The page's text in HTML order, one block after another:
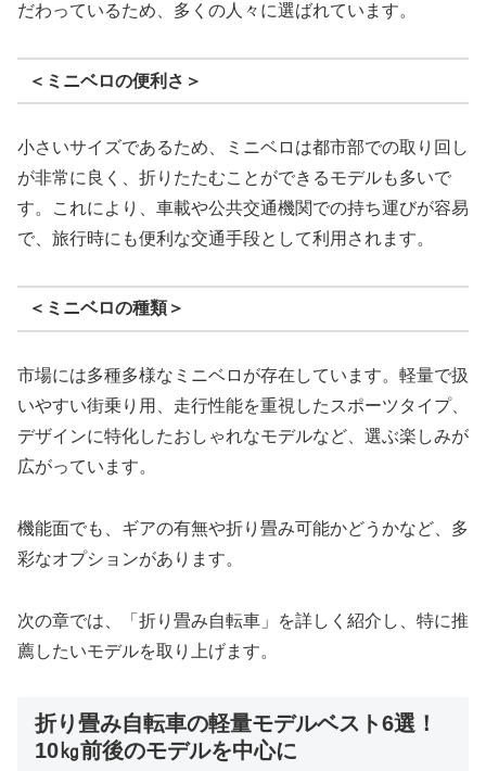
だわっているため、多くの人々に選ばれています。
＜ミニベロの便利さ＞
小さいサイズであるため、ミニベロは都市部での取り回し
が非常に良く、折りたたむことができるモデルも多いで
す。これにより、車載や公共交通機関での持ち運びが容易
で、旅行時にも便利な交通手段として利用されます。
＜ミニベロの種類＞
市場には多種多様なミニベロが存在しています。軽量で扱
いやすい街乗り用、走行性能を重視したスポーツタイプ、
デザインに特化したおしゃれなモデルなど、選ぶ楽しみが
広がっています。
機能面でも、ギアの有無や折り畳み可能かどうかなど、多
彩なオプションがあります。
次の章では、「折り畳み自転車」を詳しく紹介し、特に推
薦したいモデルを取り上げます。
折り畳み自転車の軽量モデルベスト6選！
10㎏前後のモデルを中心に